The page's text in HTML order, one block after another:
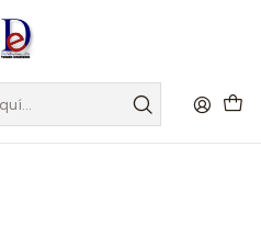
, Si eres nuevo regístrate